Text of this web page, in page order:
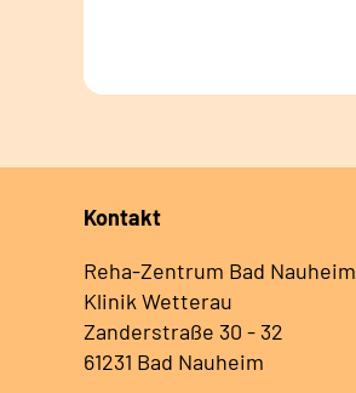
Kontakt
Reha-Zentrum Bad Nauheim
Klinik Wetterau
Zanderstraße 30 - 32
61231 Bad Nauheim